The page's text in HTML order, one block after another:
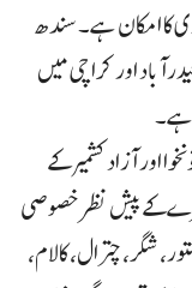
کا امکان ہے۔ سندھ
حیدرآباد اور کراچی میں
ہے۔
اور آزاد کشمیر کے
کے پیش نظر خصوصی
شگر، چترال، کالام،